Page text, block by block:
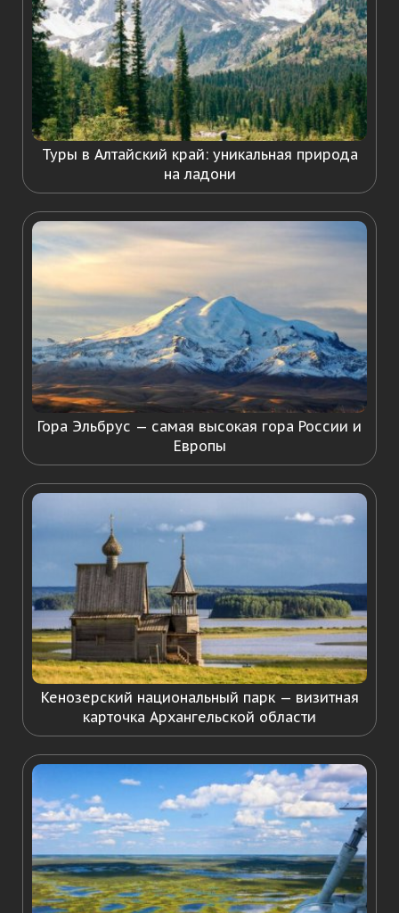
Туры в Алтайский край: уникальная природа
на ладони
Гора Эльбрус — самая высокая гора России и
Европы
Кенозерский национальный парк — визитная
карточка Архангельской области